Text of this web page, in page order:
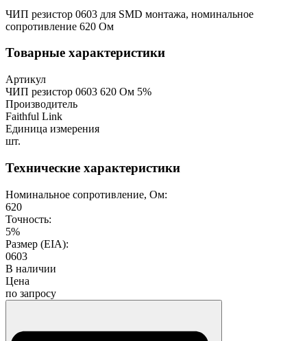
ЧИП резистор 0603 для SMD монтажа, номинальное
сопротивление 620 Ом
Товарные характеристики
Артикул
ЧИП резистор 0603 620 Ом 5%
Производитель
Faithful Link
Единица измерения
шт.
Технические характеристики
Номинальное сопротивление, Ом:
620
Точность:
5%
Размер (EIA):
0603
В наличии
Цена
по запросу